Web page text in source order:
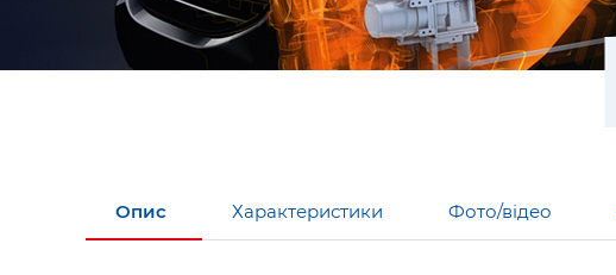
Опис Характеристики Фото/відео